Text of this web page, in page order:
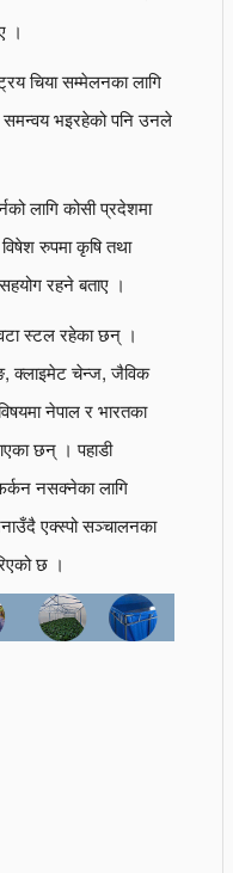
।
चिया सम्मेलनका लागि
समन्वय भइरहेको पनि उनले
लागि कोसी प्रदेशमा
रुपमा कृषि तथा
रहने बताए ।
स्टल रहेका छन् ।
क्लाइमेट चेन्ज, जैविक
नेपाल र भारतका
छन् । पहाडी
नसक्नेका लागि
एक्स्पो सञ्चालनका
छ ।